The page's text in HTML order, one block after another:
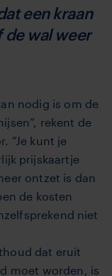
een kraan
de wal weer
nodig is om de
rekent de
“Je kunt je
prijskaartje
ontzet is dan
de kosten
niet
dat eruit
moet worden, is